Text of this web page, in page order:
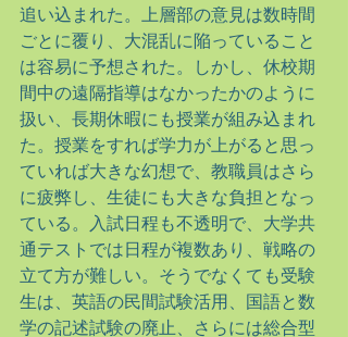
追い込まれた。上層部の意見は数時間
ごとに覆り、大混乱に陥っていること
は容易に予想された。しかし、休校期
間中の遠隔指導はなかったかのように
扱い、長期休暇にも授業が組み込まれ
た。授業をすれば学力が上がると思っ
ていれば大きな幻想で、教職員はさら
に疲弊し、生徒にも大きな負担となっ
ている。入試日程も不透明で、大学共
通テストでは日程が複数あり、戦略の
立て方が難しい。そうでなくても受験
生は、英語の民間試験活用、国語と数
学の記述試験の廃止、さらには総合型